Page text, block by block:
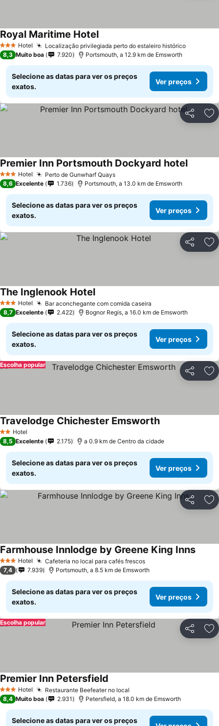
3 EstrelasHotel Localização privilegiada perto do estaleiro histórico
Royal Maritime Hotel
8,3 Muito boa 7.920 Portsmouth, a 12.9 km de Emsworth
Selecione as datas para ver os preços
exatos.
Ver preços
Partilhar
3 EstrelasHotel Perto de Gunwharf Quays
Premier Inn Portsmouth Dockyard hotel
8,6 Excelente 1.736 Portsmouth, a 13.0 km de Emsworth
Selecione as datas para ver os preços
exatos.
Ver preços
Partilhar
3 EstrelasHotel Bar aconchegante com comida caseira
The Inglenook Hotel
8,7 Excelente 2.422 Bognor Regis, a 16.0 km de Emsworth
Selecione as datas para ver os preços
exatos.
Ver preços
Partilhar
Escolha popular
2 Estrelas
Hotel
Travelodge Chichester Emsworth
8,5 Excelente 2.175 a 0.9 km de Centro da cidade
Selecione as datas para ver os preços
exatos.
Ver preços
Partilhar
3 EstrelasHotel Cafeteria no local para cafés frescos
Farmhouse Innlodge by Greene King Inns
7,4 7.939 Portsmouth, a 8.5 km de Emsworth
Selecione as datas para ver os preços
exatos.
Ver preços
Partilhar
Escolha popular
3 EstrelasHotel Restaurante Beefeater no local
Premier Inn Petersfield
8,4 Muito boa 2.931 Petersfield, a 18.0 km de Emsworth
Selecione as datas para ver os preços